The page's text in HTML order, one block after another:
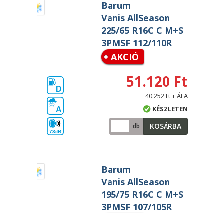
Barum
Vanis AllSeason
225/65 R16C C M+S
3PMSF 112/110R
AKCIÓ
D
A
73dB
51.120 Ft
40.252 Ft + ÁFA
KÉSZLETEN
db KOSÁRBA
Barum
Vanis AllSeason
195/75 R16C C M+S
3PMSF 107/105R